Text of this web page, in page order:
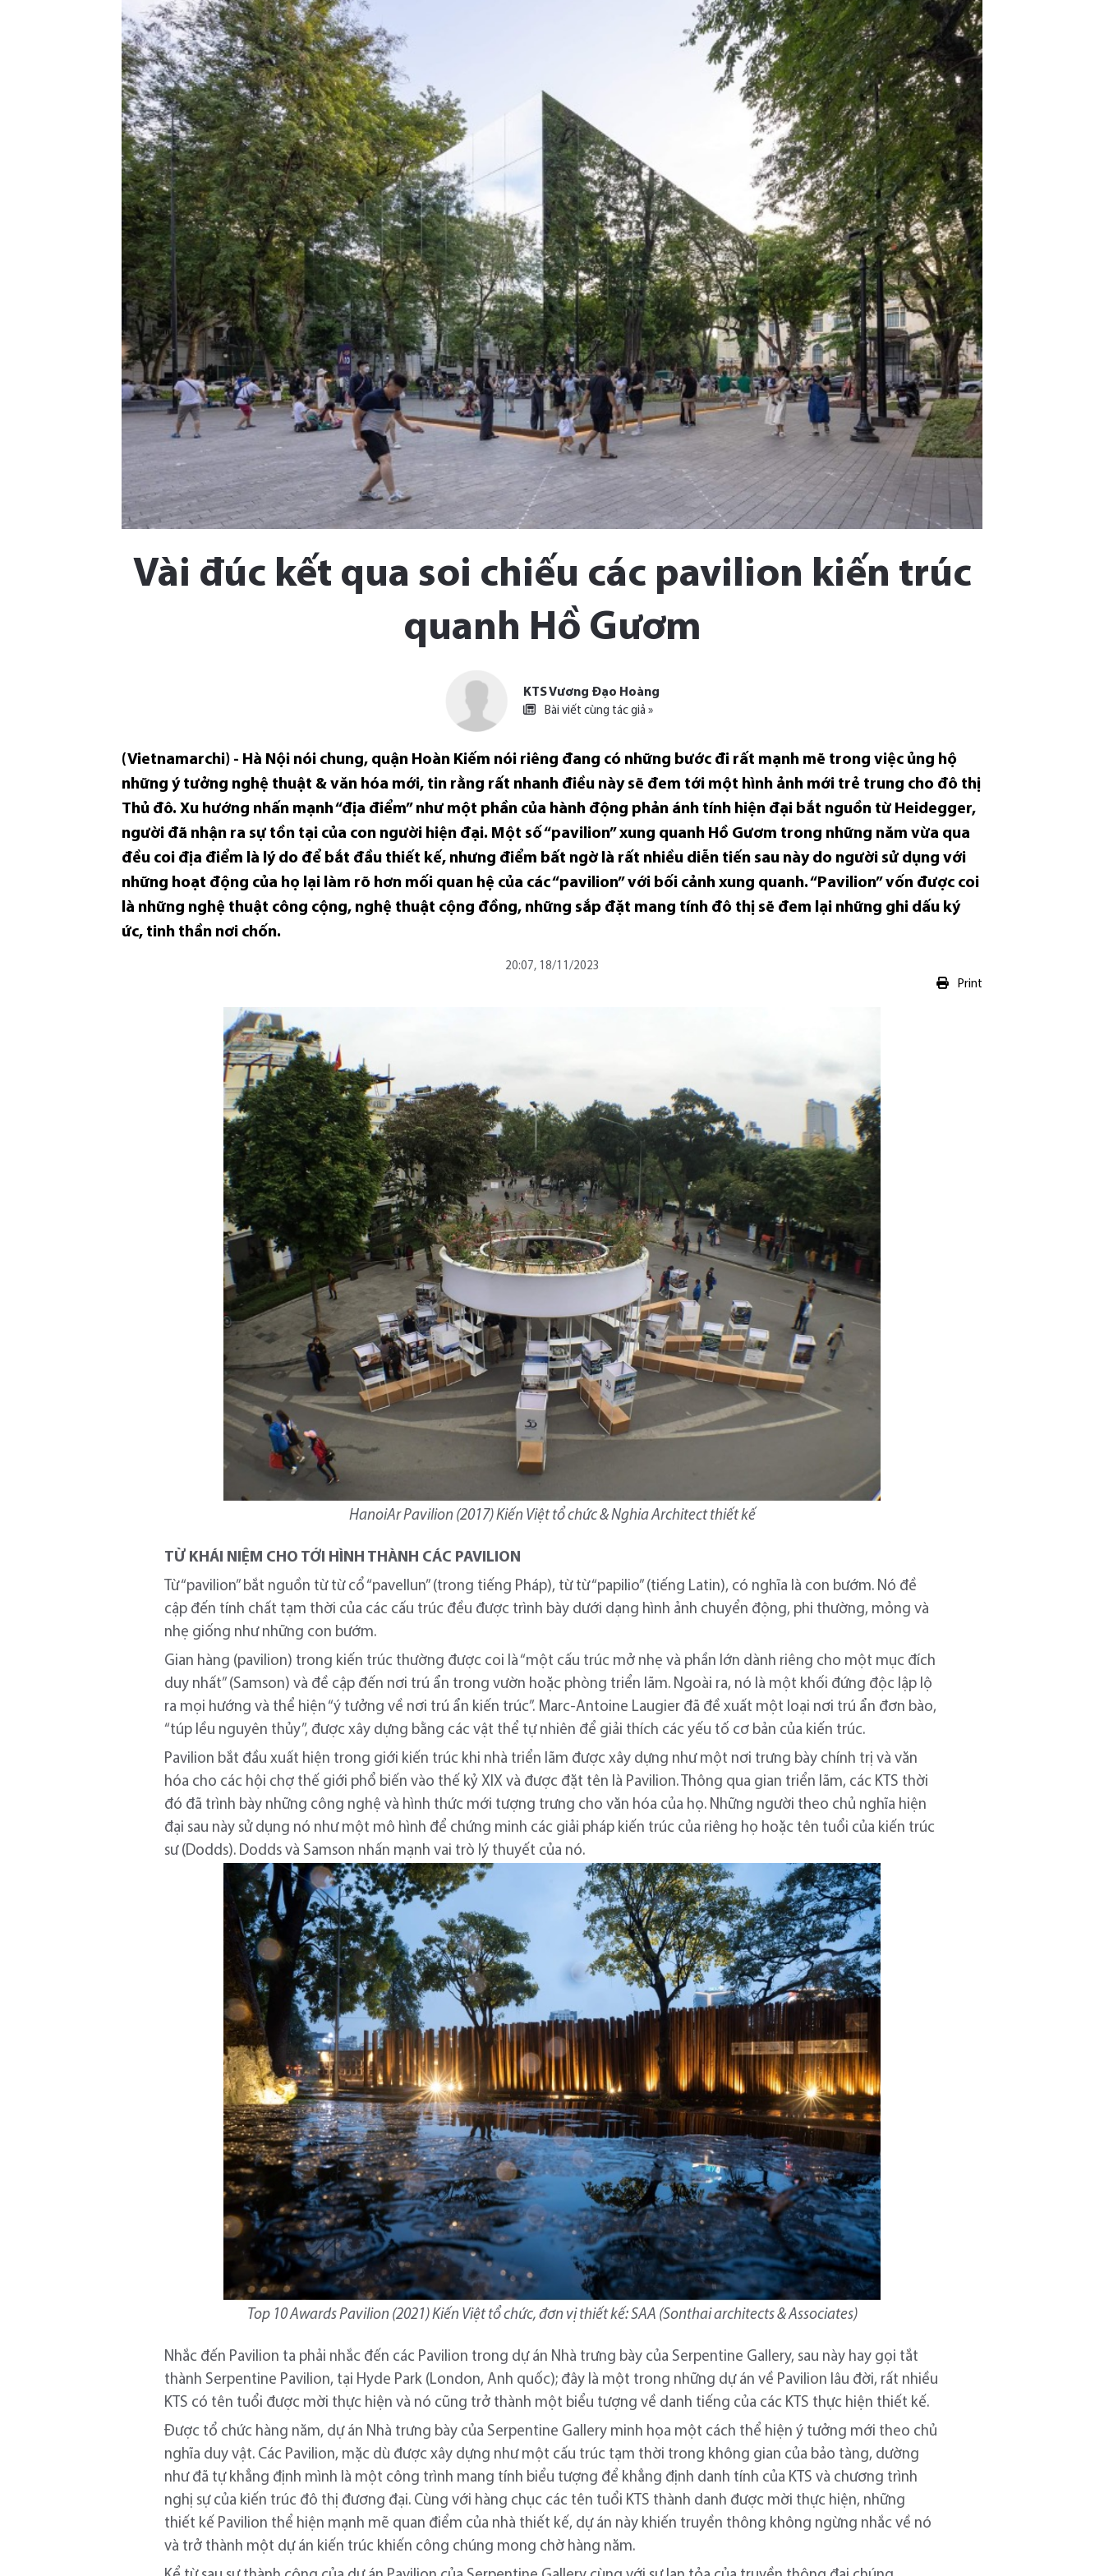
Vài đúc kết qua soi chiếu các pavilion kiến trúc
quanh Hồ Gươm
KTS Vương Đạo Hoàng
Bài viết cùng tác giả »
(Vietnamarchi) - Hà Nội nói chung, quận Hoàn Kiếm nói riêng đang có những bước đi rất mạnh mẽ trong việc ủng hộ
những ý tưởng nghệ thuật & văn hóa mới, tin rằng rất nhanh điều này sẽ đem tới một hình ảnh mới trẻ trung cho đô thị
Thủ đô. Xu hướng nhấn mạnh “địa điểm” như một phần của hành động phản ánh tính hiện đại bắt nguồn từ Heidegger,
người đã nhận ra sự tồn tại của con người hiện đại. Một số “pavilion” xung quanh Hồ Gươm trong những năm vừa qua
đều coi địa điểm là lý do để bắt đầu thiết kế, nhưng điểm bất ngờ là rất nhiều diễn tiến sau này do người sử dụng với
những hoạt động của họ lại làm rõ hơn mối quan hệ của các “pavilion” với bối cảnh xung quanh. “Pavilion” vốn được coi
là những nghệ thuật công cộng, nghệ thuật cộng đồng, những sắp đặt mang tính đô thị sẽ đem lại những ghi dấu ký
ức, tinh thần nơi chốn.
20:07, 18/11/2023
Print
HanoiAr Pavilion (2017) Kiến Việt tổ chức & Nghia Architect thiết kế
TỪ KHÁI NIỆM CHO TỚI HÌNH THÀNH CÁC PAVILION
Từ “pavilion” bắt nguồn từ từ cổ “pavellun” (trong tiếng Pháp), từ từ “papilio” (tiếng Latin), có nghĩa là con bướm. Nó đề
cập đến tính chất tạm thời của các cấu trúc đều được trình bày dưới dạng hình ảnh chuyển động, phi thường, mỏng và
nhẹ giống như những con bướm.
Gian hàng (pavilion) trong kiến trúc thường được coi là “một cấu trúc mở nhẹ và phần lớn dành riêng cho một mục đích
duy nhất” (Samson) và đề cập đến nơi trú ẩn trong vườn hoặc phòng triển lãm. Ngoài ra, nó là một khối đứng độc lập lộ
ra mọi hướng và thể hiện “ý tưởng về nơi trú ẩn kiến trúc”. Marc-Antoine Laugier đã đề xuất một loại nơi trú ẩn đơn bào,
“túp lều nguyên thủy”, được xây dựng bằng các vật thể tự nhiên để giải thích các yếu tố cơ bản của kiến trúc.
Pavilion bắt đầu xuất hiện trong giới kiến trúc khi nhà triển lãm được xây dựng như một nơi trưng bày chính trị và văn
hóa cho các hội chợ thế giới phổ biến vào thế kỷ XIX và được đặt tên là Pavilion. Thông qua gian triển lãm, các KTS thời
đó đã trình bày những công nghệ và hình thức mới tượng trưng cho văn hóa của họ. Những người theo chủ nghĩa hiện
đại sau này sử dụng nó như một mô hình để chứng minh các giải pháp kiến trúc của riêng họ hoặc tên tuổi của kiến trúc
sư (Dodds). Dodds và Samson nhấn mạnh vai trò lý thuyết của nó.
Top 10 Awards Pavilion (2021) Kiến Việt tổ chức, đơn vị thiết kế: SAA (Sonthai architects & Associates)
Nhắc đến Pavilion ta phải nhắc đến các Pavilion trong dự án Nhà trưng bày của Serpentine Gallery, sau này hay gọi tắt
thành Serpentine Pavilion, tại Hyde Park (London, Anh quốc); đây là một trong những dự án về Pavilion lâu đời, rất nhiều
KTS có tên tuổi được mời thực hiện và nó cũng trở thành một biểu tượng về danh tiếng của các KTS thực hiện thiết kế.
Được tổ chức hàng năm, dự án Nhà trưng bày của Serpentine Gallery minh họa một cách thể hiện ý tưởng mới theo chủ
nghĩa duy vật. Các Pavilion, mặc dù được xây dựng như một cấu trúc tạm thời trong không gian của bảo tàng, dường
như đã tự khẳng định mình là một công trình mang tính biểu tượng để khẳng định danh tính của KTS và chương trình
nghị sự của kiến trúc đô thị đương đại. Cùng với hàng chục các tên tuổi KTS thành danh được mời thực hiện, những
thiết kế Pavilion thể hiện mạnh mẽ quan điểm của nhà thiết kế, dự án này khiến truyền thông không ngừng nhắc về nó
và trở thành một dự án kiến trúc khiến công chúng mong chờ hàng năm.